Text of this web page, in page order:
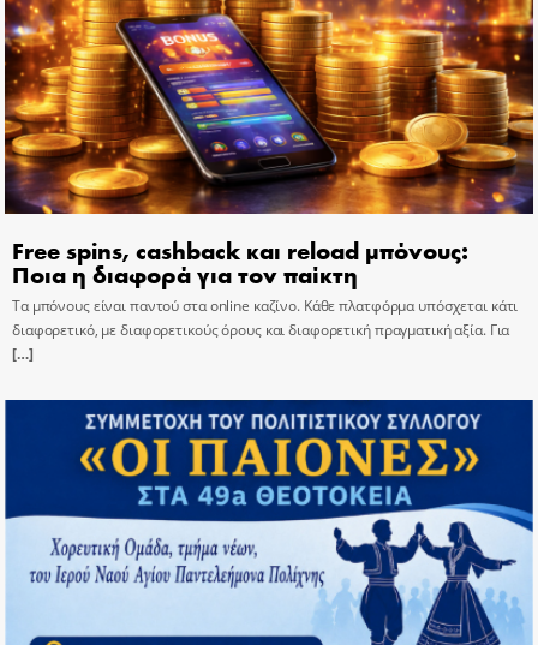
Free spins, cashback και reload μπόνους:
Ποια η διαφορά για τον παίκτη
Τα μπόνους είναι παντού στα online καζίνο. Κάθε πλατφόρμα υπόσχεται κάτι
διαφορετικό, με διαφορετικούς όρους και διαφορετική πραγματική αξία. Για
[…]